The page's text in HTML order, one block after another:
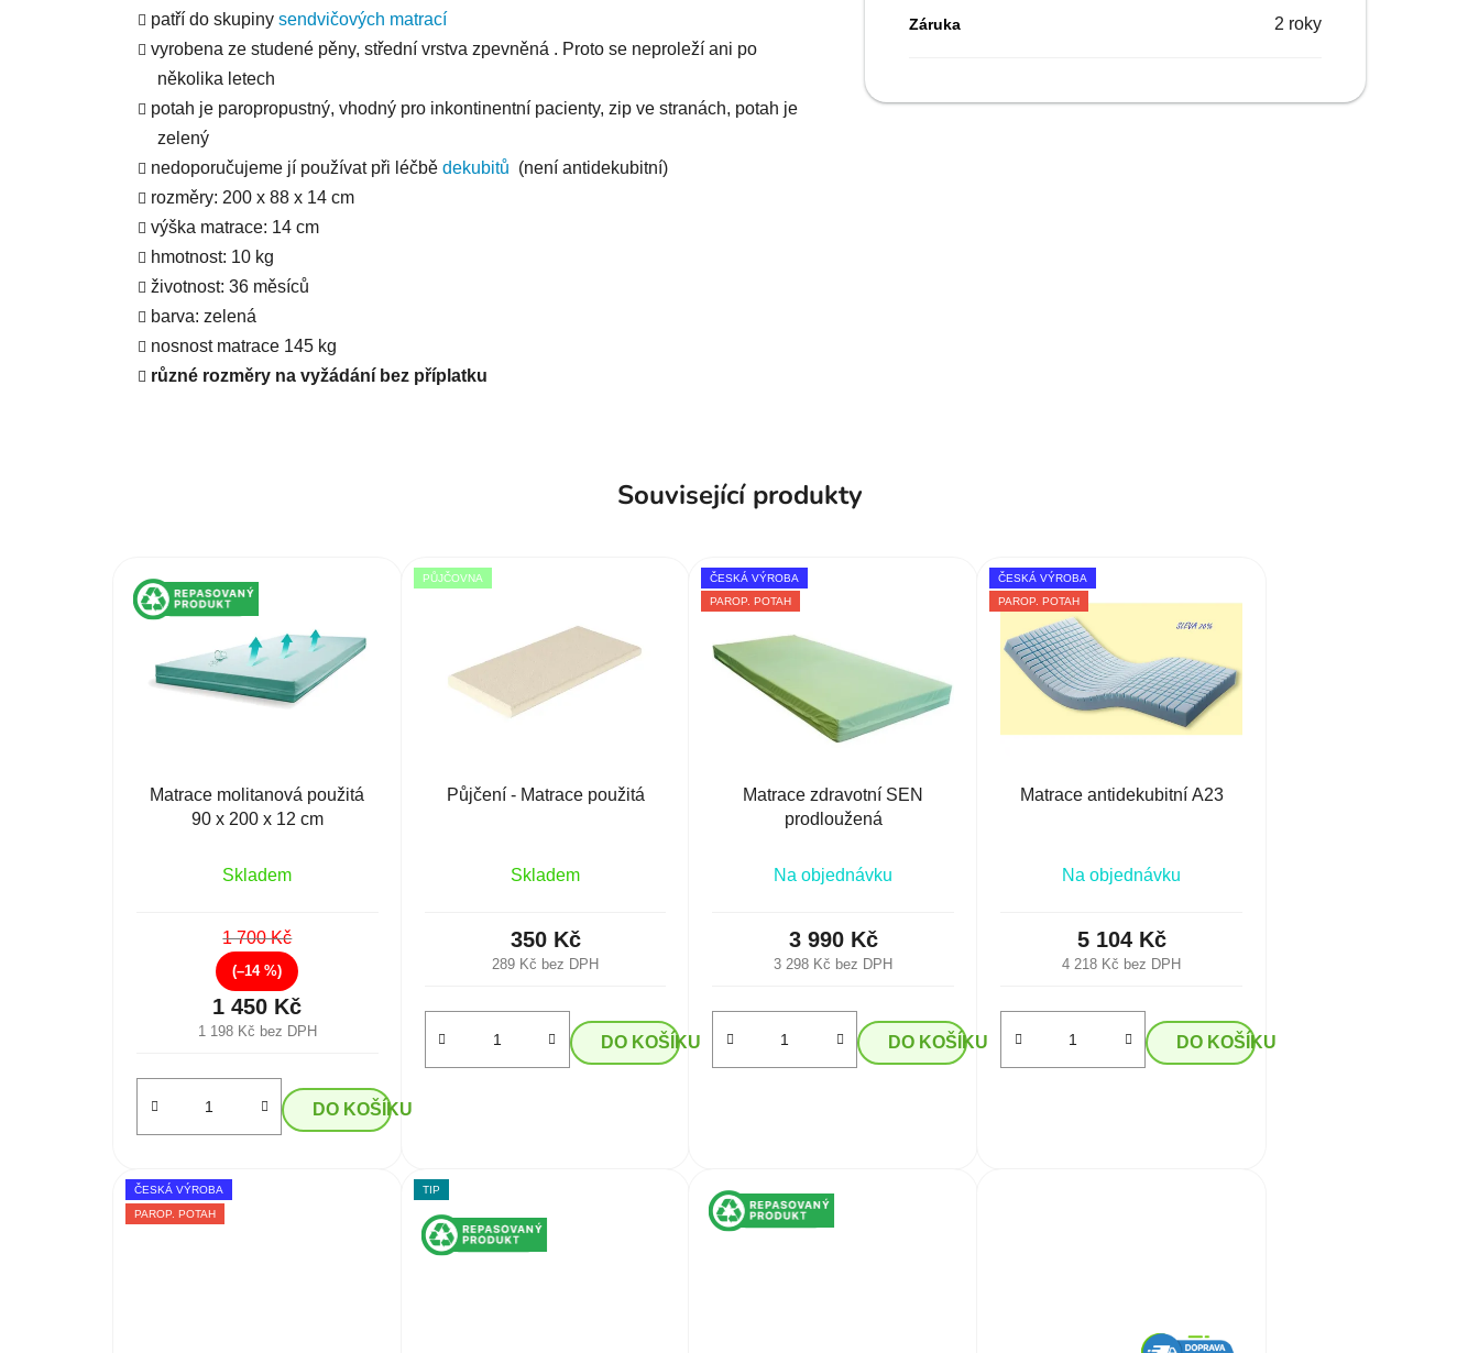
patří do skupiny sendvičových matrací
vyrobena ze studené pěny, střední vrstva zpevněná . Proto se neproleží ani po
několika letech
potah je paropropustný, vhodný pro inkontinentní pacienty, zip ve stranách, potah je
zelený
nedoporučujeme jí používat při léčbě dekubitů (není antidekubitní)
rozměry: 200 x 88 x 14 cm
výška matrace: 14 cm
hmotnost: 10 kg
životnost: 36 měsíců
barva: zelená
nosnost matrace 145 kg
různé rozměry na vyžádání bez příplatku
Záruka 2 roky
Související produkty
Matrace molitanová použitá
90 x 200 x 12 cm
Skladem
1 198 Kč bez DPH
1 450 Kč
1 700 Kč
(–14 %)
DO KOŠÍKU
PŮJČOVNA
Půjčení - Matrace použitá
Skladem
289 Kč bez DPH
350 Kč
DO KOŠÍKU
ČESKÁ VÝROBA
PAROP. POTAH
Matrace zdravotní SEN
prodloužená
Na objednávku
3 298 Kč bez DPH
3 990 Kč
DO KOŠÍKU
ČESKÁ VÝROBA
PAROP. POTAH
Matrace antidekubitní A23
Na objednávku
4 218 Kč bez DPH
5 104 Kč
DO KOŠÍKU
ČESKÁ VÝROBA
PAROP. POTAH
TIP